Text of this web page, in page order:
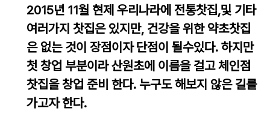
2015년 11월 현제 우리나라에 전통찻집,및 기타
여러가지 찻집은 있지만, 건강을 위한 약초찻집
은 없는 것이 장점이자 단점이 될수있다. 하지만
첫 창업 부분이라 산원초에 이름을 걸고 체인점
찻집을 창업 준비 한다. 누구도 해보지 않은 길를
가고자 한다.